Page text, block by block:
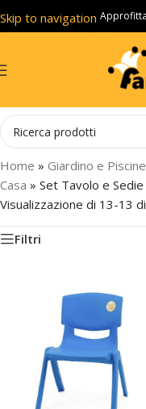
Skip to navigation
Skip to main content
Home » Giardino e Piscine
Casa » Set Tavolo e Sedie
Visualizzazione di 13-13
Filtri